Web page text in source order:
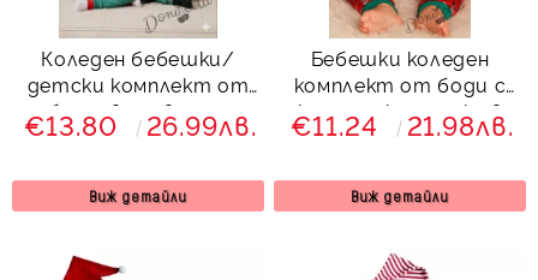
Коледен бебешки/
детски комплект от
блуза в червено и
панталонки в зелено с
€13.80 26.99лв.
Виж детайли
Бебешки коледен
комплект от боди с
коледна картинка в
зелено, панталонки с
коледна шапка
€11.24 21.98лв.
Виж детайли